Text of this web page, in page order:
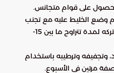
على قوام متجانس.
وضع الخليط عليه مع تجنب
المنطقة المحيطة بالعين، وتركه لمدة تتراوح ما بين 15-
وتجفيفه وترطيبه باستخدام
مرتين في الأسبوع.